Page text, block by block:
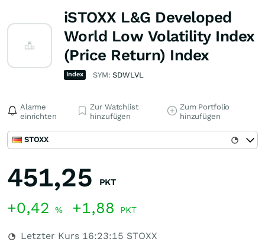
iSTOXX L&G Developed
World Low Volatility Index
(Price Return) Index
Index SYM:SDWLVL
Alarme
einrichten
Zur Watchlist
hinzufügen
Zum Portfolio
hinzufügen
STOXX
451,25 PKT
+0,42 % +1,88 PKT
Letzter Kurs 16:23:15 STOXX